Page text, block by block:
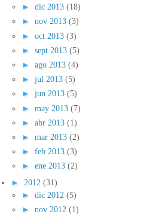
► dic 2013 (18)
► nov 2013 (3)
► oct 2013 (3)
► sept 2013 (5)
► ago 2013 (4)
► jul 2013 (5)
► jun 2013 (5)
► may 2013 (7)
► abr 2013 (1)
► mar 2013 (2)
► feb 2013 (3)
► ene 2013 (2)
► 2012 (31)
► dic 2012 (5)
► nov 2012 (1)